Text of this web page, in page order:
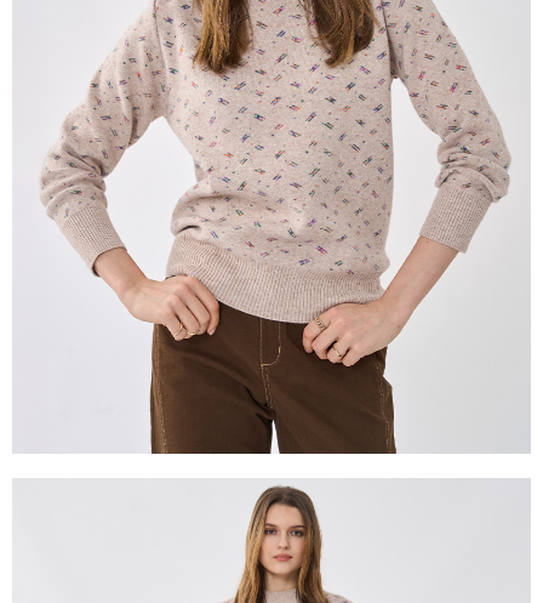
買賣價金債權讓與本公司後，依約使用本公司帳單繳交帳款。
2.基於同意付款使用「大哥付你分期」之契約關係目的，商店將以您的個人
資料（包含姓名、電話或地址）提供予台灣大哥大進項蒐集、處理及利用，
由本公司與您本人進行分期帳單所需資料之確認、核對及更正。
3.完整用戶服務條款，請詳閱以下連結：https://oppay.tw/userRule
購買商品的店家。未經商家同意取消之訂單仍視為有效，需透過AFTEE先享
後付繳納相關費用。
※ 交易是否成功請以「AFTEE先享後付 」之結帳頁面顯示為準，若有關於
是否繳費成功／繳費後需取消欲退款等相關疑問，請聯繫「AFTEE先享後付
客戶支援中心」https://netprotections.freshdesk.com/support/home
【注意事項】
１．透過由恩沛科技股份有限公司提供之「AFTEE先享後付」服務完成之交
易，需依本服務之必要範圍內提供個人資料，並將交易相關給付款項請求債
權轉讓予恩沛科技股份有限公司。
２．關於個人資料處理事宜，請瀏覽以下網址：
https://aftee.tw/terms/#terms3
３．未成年的使用者請事先徵得法定代理人或監護人之同意方可使用
「AFTEE先享後付」，若未經同意申辦者引起之損失，本公司不負相關責
４．使用「AFTEE先享後付」時，將依據個別帳號之用戶狀況，依本公司即
時審查核予不同之上限額度；若仍有額度不足之情形，本公司將視審查結果
請求用戶進行身份認證。
５．嚴禁一人註冊多個帳號或使用他人資訊註冊。若發現惡意使用之情形，
恩沛科技股份有限公司將有權停止該用戶之使用額度並採取法律行動。
每筆NT$120，滿NT$2,000(含以上)免運費